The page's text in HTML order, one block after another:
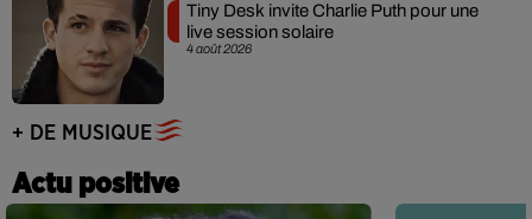
4 août 2026
Tiny Desk invite Charlie Puth pour une
live session solaire
+ DE MUSIQUE
Actu positive